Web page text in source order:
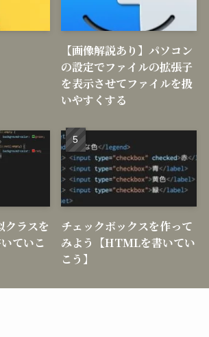
【画像解説あり】パソコン
の設定でファイルの拡張子
を表示させてファイルを扱
いやすくする
ラスを
ていこ
チェックボックスを作って
みよう【HTMLを書いてい
こう】